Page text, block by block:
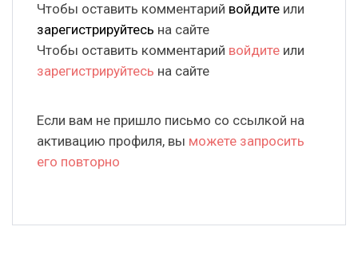
Чтобы оставить комментарий войдите или
зарегистрируйтесь на сайте
Чтобы оставить комментарий войдите или
зарегистрируйтесь на сайте
Если вам не пришло письмо со ссылкой на
активацию профиля, вы можете запросить
его повторно